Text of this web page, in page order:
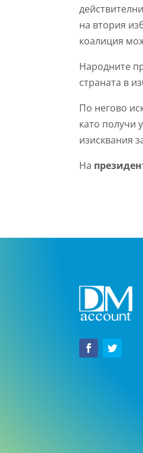
на втория
коалиция
Народните
страната в
По негово
като получи
изисквания
На